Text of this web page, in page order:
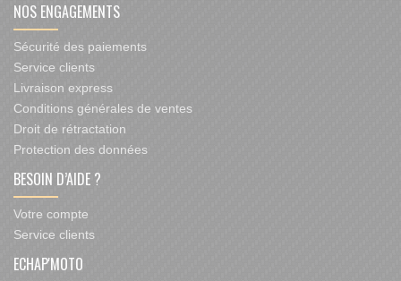
NOS ENGAGEMENTS
Sécurité des paiements
Service clients
Livraison express
Conditions générales de ventes
Droit de rétractation
Protection des données
BESOIN D’AIDE ?
Votre compte
Service clients
ECHAP'MOTO